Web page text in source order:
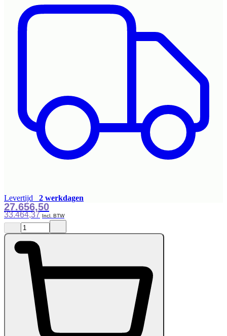
Levertijd 2 werkdagen
33.464,37
27.656,50